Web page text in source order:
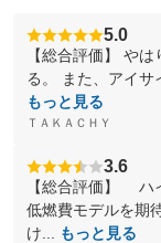
5.0
【総合評価】 や
る。 また、アイサ
もっと見る
ＴＡＫＡＣＨＹ
3.6
【総合評価】 ハ
低燃費モデルを期
け...
もっと見る